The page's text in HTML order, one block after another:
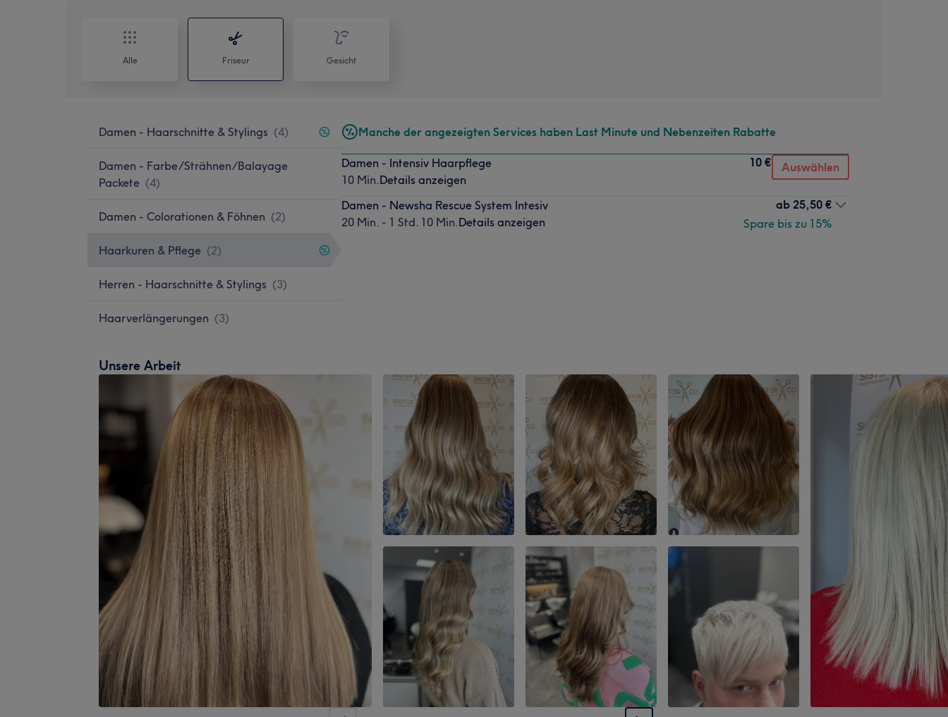
Alle Friseur Gesicht
Damen - Haarschnitte & Stylings (4)
Damen - Farbe/Strähnen/Balayage
Packete (4)
Damen - Colorationen & Föhnen (2)
Haarkuren & Pflege (2)
Herren - Haarschnitte & Stylings (3)
Haarverlängerungen (3)
Manche der angezeigten Services haben Last Minute und Nebenzeiten Rabatte
Damen - Intensiv Haarpflege
10 Min.Details anzeigen
10 € Auswählen
Damen - Newsha Rescue System Intesiv
20 Min. - 1 Std. 10 Min.Details anzeigen
ab 25,50 €
Spare bis zu 15%
Unsere Arbeit